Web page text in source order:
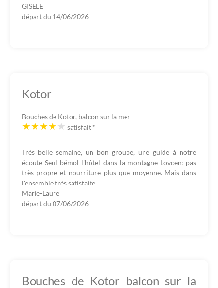
GISELE
départ du 14/06/2026
Kotor
Bouches de Kotor, balcon sur la mer
satisfait *
Très belle semaine, un bon groupe, une guide à notre
écoute Seul bémol l'hôtel dans la montagne Lovcen: pas
très propre et nourriture plus que moyenne. Mais dans
l'ensemble très satisfaite
Marie-Laure
départ du 07/06/2026
Bouches de Kotor balcon sur la